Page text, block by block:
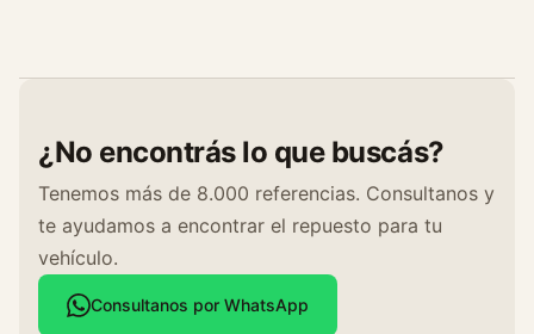
¿No encontrás lo que buscás?
Tenemos más de 8.000 referencias. Consultanos y
te ayudamos a encontrar el repuesto para tu
vehículo.
Consultanos por WhatsApp